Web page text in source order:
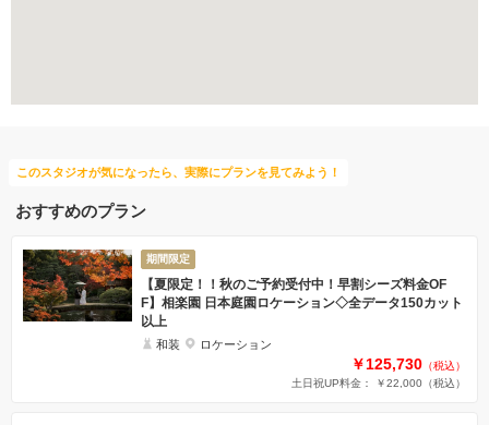
このスタジオが気になったら、実際にプランを見てみよう！
おすすめのプラン
期間限定
【夏限定！！秋のご予約受付中！早割シーズ料金OF
F】相楽園 日本庭園ロケーション◇全データ150カット
以上
和装 ロケーション
￥125,730 （税込）
土日祝UP料金： ￥22,000 （税込）